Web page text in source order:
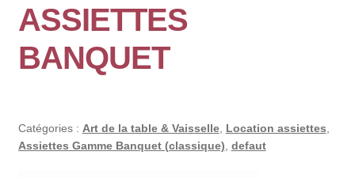
ASSIETTES
BANQUET
Catégories : Art de la table & Vaisselle, Location assiettes
Assiettes Gamme Banquet (classique) defaut